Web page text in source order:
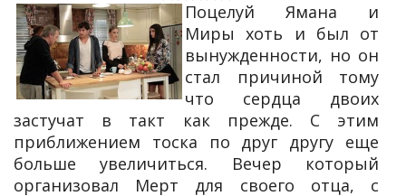
Поцелуй Ямана и
Миры хоть и был от
вынужденности, но он
стал причиной тому
что сердца двоих
застучат в такт как прежде. С этим
приближением тоска по друг другу еще
больше увеличиться. Вечер который
организовал Мерт для своего отца, с